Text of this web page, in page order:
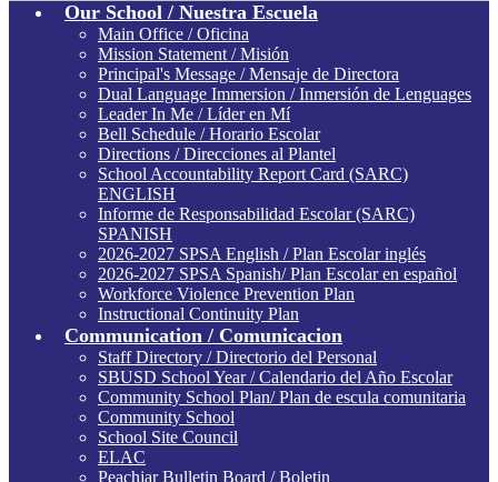
Our School / Nuestra Escuela
Main Office / Oficina
Mission Statement / Misión
Principal's Message / Mensaje de Directora
Dual Language Immersion / Inmersión de Lenguages
Leader In Me / Líder en Mí
Bell Schedule / Horario Escolar
Directions / Direcciones al Plantel
School Accountability Report Card (SARC)
ENGLISH
Informe de Responsabilidad Escolar (SARC)
SPANISH
2026-2027 SPSA English / Plan Escolar inglés
2026-2027 SPSA Spanish/ Plan Escolar en español
Workforce Violence Prevention Plan
Instructional Continuity Plan
Communication / Comunicacion
Staff Directory / Directorio del Personal
SBUSD School Year / Calendario del Año Escolar
Community School Plan/ Plan de escula comunitaria
Community School
School Site Council
ELAC
Peachjar Bulletin Board / Boletin